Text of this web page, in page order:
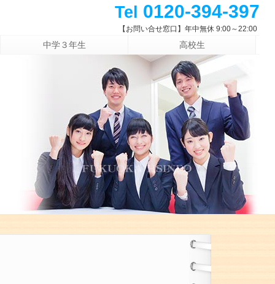
Tel 0120-394-397
【お問い合せ窓口】年中無休 9:00～22:00
中学３年生 高校生